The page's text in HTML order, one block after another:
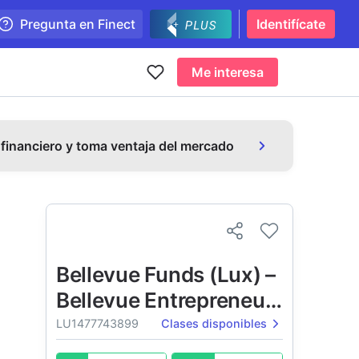
Pregunta en Finect Identifícate
Me interesa
y toma ventaja del mercado
Bellevue Funds (Lux) –
Bellevue Entrepreneur
Swiss Small & Mid
LU1477743899 Clases disponibles